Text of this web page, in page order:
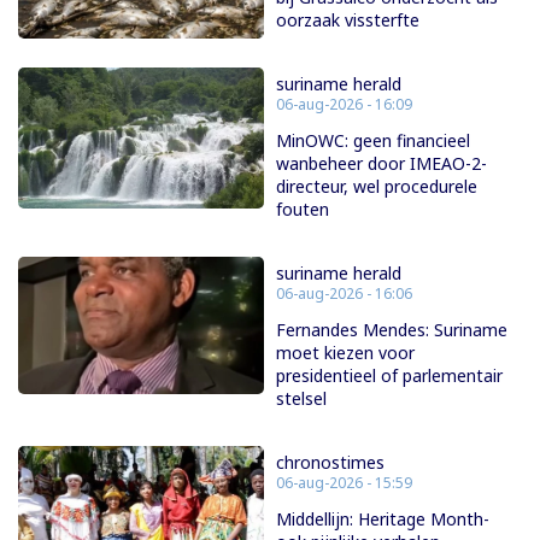
oorzaak vissterfte
suriname herald
06-aug-2026 - 16:09
MinOWC: geen financieel
wanbeheer door IMEAO-2-
directeur, wel procedurele
fouten
suriname herald
06-aug-2026 - 16:06
Fernandes Mendes: Suriname
moet kiezen voor
presidentieel of parlementair
stelsel
chronostimes
06-aug-2026 - 15:59
Middellijn: Heritage Month-